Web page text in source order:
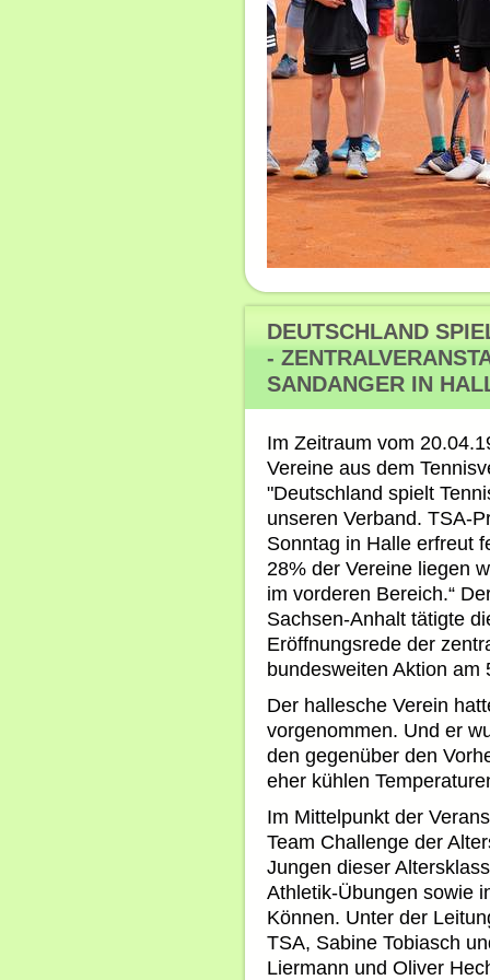
DEUTSCHLAND
-
SANDANGER IN
Im Zeitraum vom
Vereine aus dem
"Deutschland spielt
unseren Verband. TSA-
Sonntag in Halle erfreut
28% der Vereine liegen
im vorderen Bereich.“
Sachsen-Anhalt tätigte
Eröffnungsrede der
bundesweiten Aktion am
Der hallesche Verein
vorgenommen. Und er
den gegenüber den
eher kühlen
Im Mittelpunkt der
Team Challenge der
Jungen dieser
Athletik-Übungen sowie
Können. Unter der
TSA, Sabine Tobiasch
Liermann und Oliver